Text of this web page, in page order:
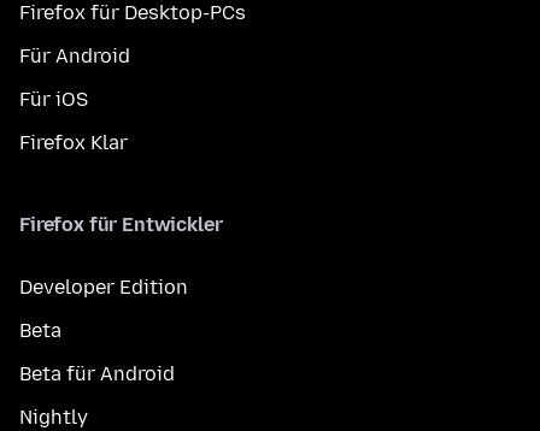
Firefox für Desktop-PCs
Für Android
Für iOS
Firefox Klar
Firefox für Entwickler
Developer Edition
Beta
Beta für Android
Nightly